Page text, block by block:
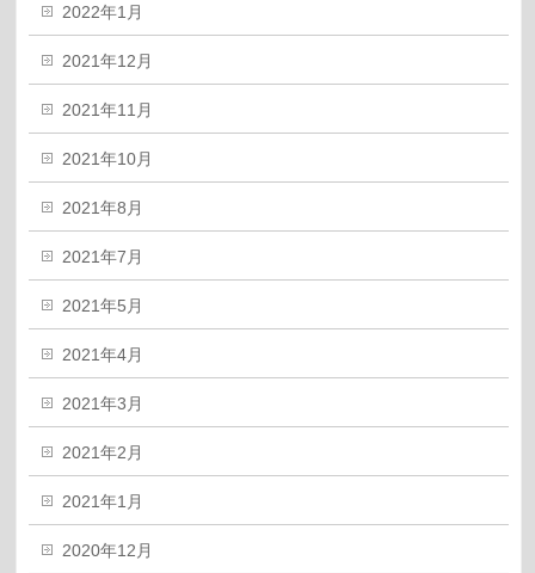
2022年1月
2021年12月
2021年11月
2021年10月
2021年8月
2021年7月
2021年5月
2021年4月
2021年3月
2021年2月
2021年1月
2020年12月